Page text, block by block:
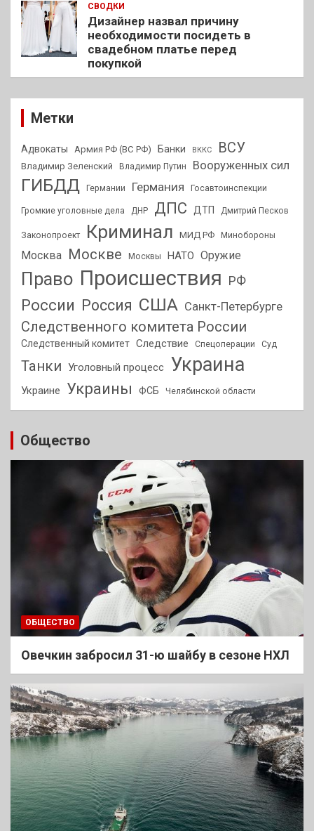
СВОДКИ
Дизайнер назвал причину
необходимости посидеть в
свадебном платье перед
покупкой
Метки
Адвокаты Армия РФ (ВС РФ) Банки ВККС ВСУ
Владимир Зеленский Владимир Путин Вооруженных сил
ГИБДД Германии Германия Госавтоинспекции
Громкие уголовные дела ДНР ДПС ДТП Дмитрий Песков
Законопроект Криминал МИД РФ Минобороны
Москва Москве Москвы НАТО Оружие
Право Происшествия РФ
России Россия США Санкт-Петербурге
Следственного комитета России
Следственный комитет Следствие Спецоперации Суд
Танки Уголовный процесс Украина
Украине Украины ФСБ Челябинской области
Общество
ОБЩЕСТВО
Овечкин забросил 31-ю шайбу в сезоне НХЛ